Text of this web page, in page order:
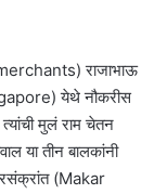
merchants) राजाभाऊ
येथे नौकरीस
मुलं राम चेतन
या तीन बालकांनी
(Makar